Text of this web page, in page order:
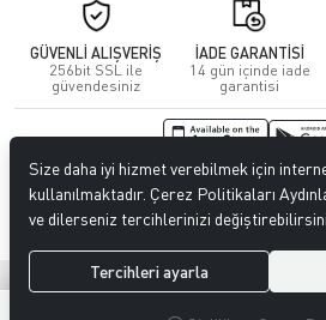
GÜVENLİ ALIŞVERİŞ
256bit SSL ile
güvendesiniz
İADE GARANTİSİ
14 gün içinde iade
garantisi
© 2026Kuafördepo. Tüm
Hipotenüs ®Yeni Nesil E-Ticaret
Size daha iyi hizmet verebilmek için
kullanılmaktadır. Çerez Politikaları
ve dilerseniz tercihlerinizi
Tercihleri ayarla